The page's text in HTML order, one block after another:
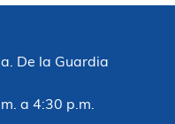
De la Guardia
a 4:30 p.m.